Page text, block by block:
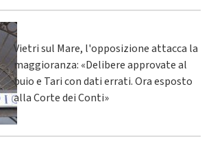
Vietri sul Mare, l'opposizione attacca la
maggioranza: «Delibere approvate al
buio e Tari con dati errati. Ora esposto
alla Corte dei Conti»